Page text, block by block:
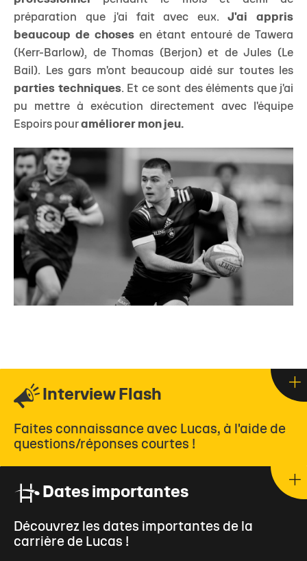
préparation que j'ai fait avec eux.J'ai appris
beaucoup de chosesen étant entouré de Tawera
(Kerr-Barlow), de Thomas (Berjon) et de Jules (Le
Bail). Les gars m'ont beaucoup aidé sur toutes les
parties techniques. Et ce sont des éléments que j'ai
pu mettre à exécution directement avec l'équipe
Espoirs pour améliorer mon jeu.
Interview Flash
Faites connaissance avec Lucas, à l'aide de
questions/réponses courtes !
Dates importantes
Découvrez les dates importantes de la
carrière de Lucas !